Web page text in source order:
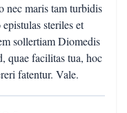
nec maris tam turbidis
steriles et
sollertiam Diomedis
quae facilitas tua, hoc
fatentur. Vale.